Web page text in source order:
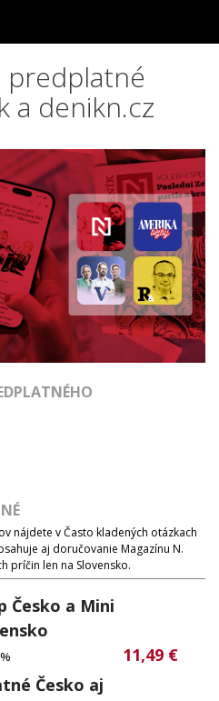
predplatné
a denikn.cz
nájdete v Často kladených otázkach
aj doručovanie Magazínu N.
príčin len na Slovensko.
Česko a Mini
11,49 €
Česko aj